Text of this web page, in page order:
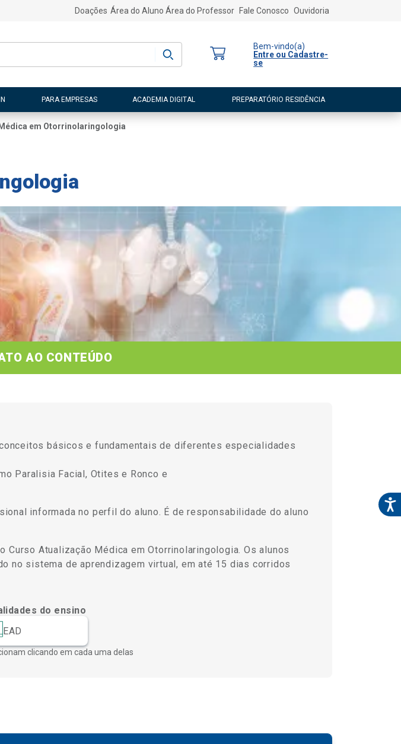
Doações Área do Aluno Área do Professor Fale Conosco Ouvidoria
Bem-vindo(a)
Entre ou Cadastre-
se
PARA EMPRESAS ACADEMIA DIGITAL PREPARATÓRIO RESIDÊNCIA
em Otorrinolaringologia
AO CONTEÚDO
básicos e fundamentais de diferentes especialidades
Paralisia Facial, Otites e Ronco e
informada no perfil do aluno. É de responsabilidade do aluno
Atualização Médica em Otorrinolaringologia. Os alunos
no sistema de aprendizagem virtual, em até 15 dias corridos
do ensino
EAD
clicando em cada uma delas